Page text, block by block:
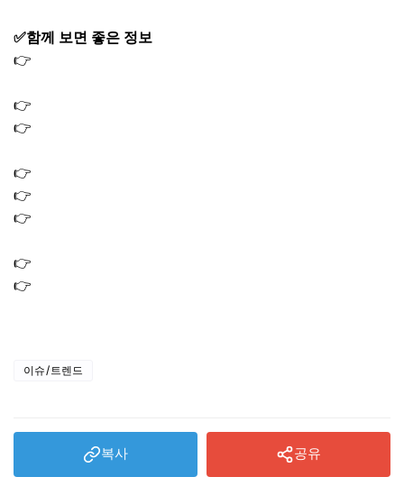
✅함께 보면 좋은 정보
👉
👉
👉
👉
👉
👉
👉
👉
이슈/트렌드
복사 공유